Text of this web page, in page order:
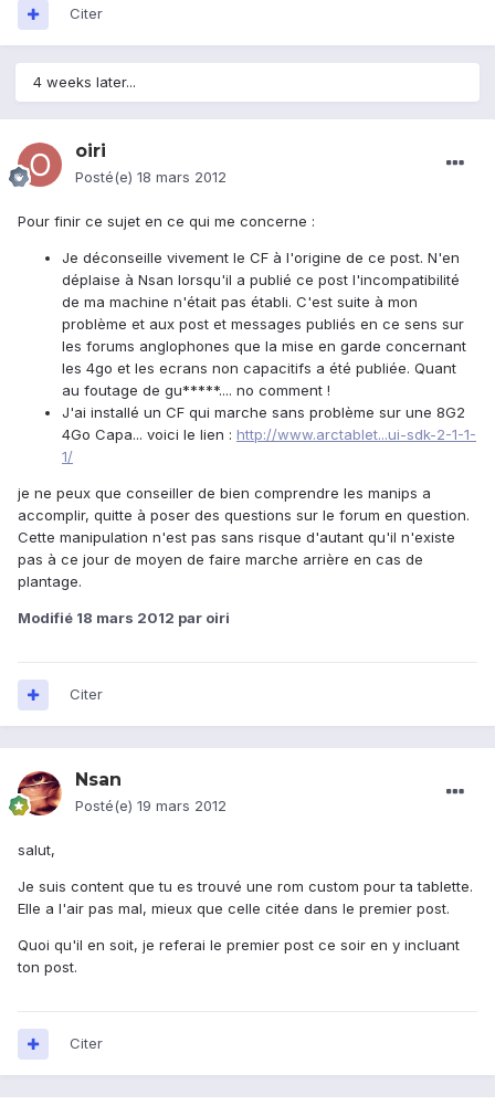
Citer
4 weeks later...
oiri
Posté(e) 18 mars 2012
Pour finir ce sujet en ce qui me concerne :
Je déconseille vivement le CF à l'origine de ce post. N'en
déplaise à Nsan lorsqu'il a publié ce post l'incompatibilité
de ma machine n'était pas établi. C'est suite à mon
problème et aux post et messages publiés en ce sens sur
les forums anglophones que la mise en garde concernant
les 4go et les ecrans non capacitifs a été publiée. Quant
au foutage de gu*****.... no comment !
J'ai installé un CF qui marche sans problème sur une 8G2
4Go Capa... voici le lien : http://www.arctablet...ui-sdk-2-1-1-
1/
je ne peux que conseiller de bien comprendre les manips a
accomplir, quitte à poser des questions sur le forum en question.
Cette manipulation n'est pas sans risque d'autant qu'il n'existe
pas à ce jour de moyen de faire marche arrière en cas de
plantage.
Modifié 18 mars 2012 par oiri
Citer
Nsan
Posté(e) 19 mars 2012
salut,
Je suis content que tu es trouvé une rom custom pour ta tablette.
Elle a l'air pas mal, mieux que celle citée dans le premier post.
Quoi qu'il en soit, je referai le premier post ce soir en y incluant
ton post.
Citer